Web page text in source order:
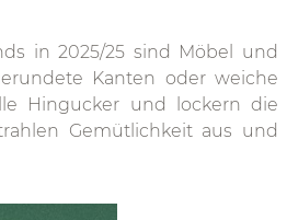
in 2025/25 sind Möbel und
Kanten oder weiche
Hingucker und lockern die
Gemütlichkeit aus und